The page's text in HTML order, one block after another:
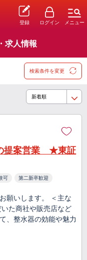
登録 ログイン メニュー
求人情報
検索条件を変更
提案営業 ★東証
可 第二新卒歓迎
願いします。 ＜主な
た商社や販売店など
、整水器の効能や魅力